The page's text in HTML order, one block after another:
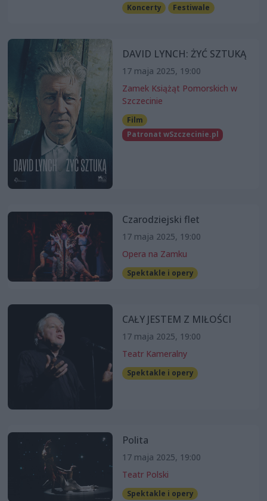
Koncerty Festiwale
DAVID LYNCH: ŻYĆ SZTUKĄ
17 maja 2025, 19:00
Zamek Książąt Pomorskich w
Szczecinie
Film
Patronat wSzczecinie.pl
Czarodziejski flet
17 maja 2025, 19:00
Opera na Zamku
Spektakle i opery
CAŁY JESTEM Z MIŁOŚCI
17 maja 2025, 19:00
Teatr Kameralny
Spektakle i opery
Polita
17 maja 2025, 19:00
Teatr Polski
Spektakle i opery